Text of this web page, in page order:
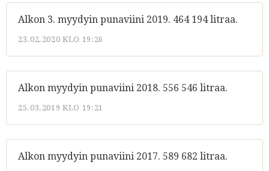
Alkon 3. myydyin punaviini 2019. 464 194 litraa.
23.02.2020 KLO 19:26
Alkon myydyin punaviini 2018. 556 546 litraa.
25.03.2019 KLO 19:21
Alkon myydyin punaviini 2017. 589 682 litraa.